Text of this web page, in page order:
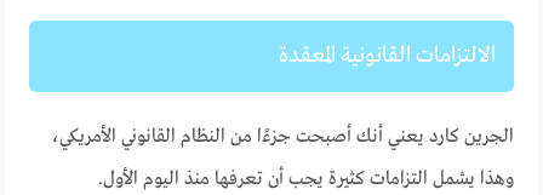
الالتزامات القانونية المعقدة
الجرين كارد يعني أنك أصبحت جزءًا من النظام القانوني الأمريكي،
وهذا يشمل التزامات كثيرة يجب أن تعرفها منذ اليوم الأول.